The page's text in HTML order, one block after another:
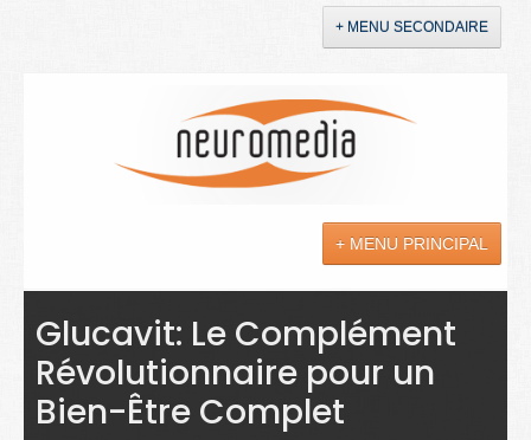
+ MENU SECONDAIRE
+ MENU PRINCIPAL
Actualités
Sciences
Maladies
Glucavit: Le Complément
Révolutionnaire pour un
Bien-Être Complet